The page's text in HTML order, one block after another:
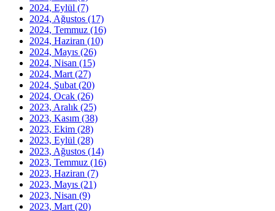
2024, Eylül (7)
2024, Ağustos (17)
2024, Temmuz (16)
2024, Haziran (10)
2024, Mayıs (26)
2024, Nisan (15)
2024, Mart (27)
2024, Şubat (20)
2024, Ocak (26)
2023, Aralık (25)
2023, Kasım (38)
2023, Ekim (28)
2023, Eylül (28)
2023, Ağustos (14)
2023, Temmuz (16)
2023, Haziran (7)
2023, Mayıs (21)
2023, Nisan (9)
2023, Mart (20)